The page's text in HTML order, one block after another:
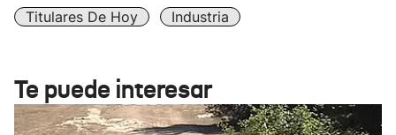
Titulares De Hoy
Industria
Te puede interesar